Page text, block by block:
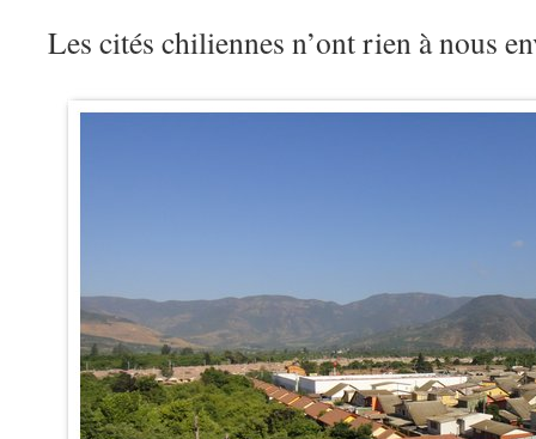
Les cités chiliennes n’ont rien à nous